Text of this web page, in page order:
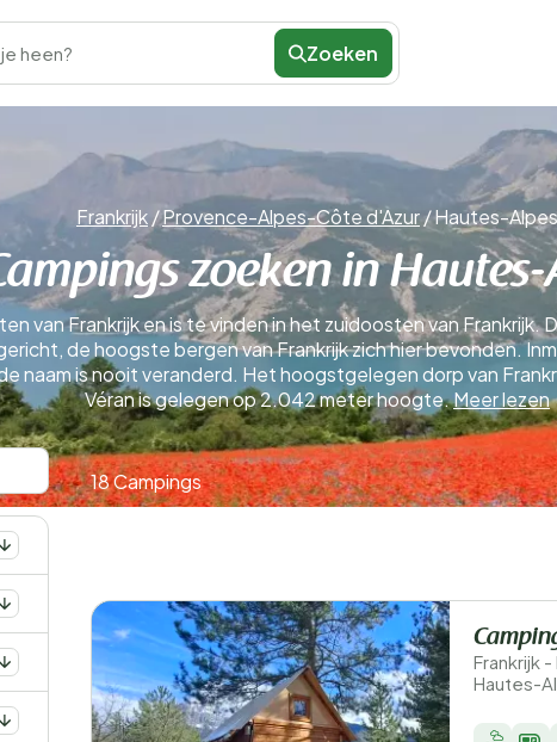
heen? Zoeken
Frankrijk/Provence-Alpes-Côte d'Azur/Hautes-Alpes
zoeken in Hautes-
van Frankrijk en is te vinden in het zuidoosten van Frankrijk.
de hoogste bergen van Frankrijk zich hier bevonden.
naam is nooit veranderd. Het hoogstgelegen dorp van
Véran is gelegen op 2.042 meter hoogte.Meer lezen
18 Campings
Frankrijk
Hautes-